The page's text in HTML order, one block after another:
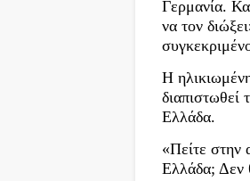
Γερμανία.
να τον
Η
διαπιστωθεί
Ελλάδα.
«Πείτε στην
Ελλάδα; Δεν